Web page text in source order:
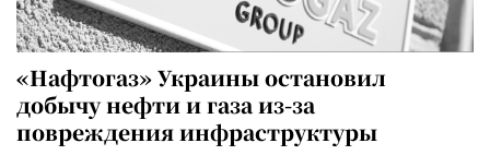
«Нафтогаз» Украины остановил
добычу нефти и газа из-за
повреждения инфраструктуры